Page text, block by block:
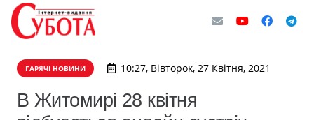
ГАРЯЧІ НОВИНИ 10:27, Вівторок, 27 Квітня, 2021
В Житомирі 28 квітня